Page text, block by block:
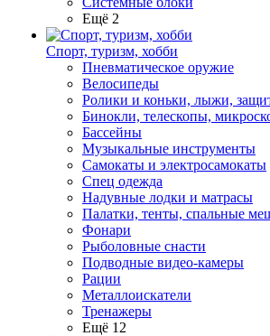
Ещё 2
Спорт, туризм, хобби
Пневматическое оружие
Велосипеды
Ролики и коньки, лыжи,
Бинокли, телескопы,
Бассейны
Музыкальные инструменты
Самокаты и электросамокаты
Спец одежда
Надувные лодки и матрасы
Палатки, тенты, спальные
Фонари
Рыболовные снасти
Подводные видео-камеры
Рации
Металлоискатели
Тренажеры
Ещё 12